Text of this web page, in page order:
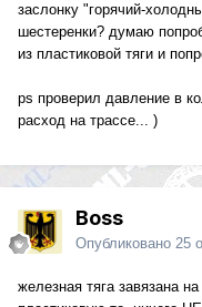
заслонку "горячий-
шестеренки? думаю
из пластиковой тяги и
ps проверил давление в
расход на трассе... )
Boss
Опубликовано 25
железная тяга завязана